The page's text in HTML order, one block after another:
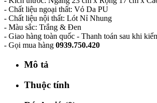
- Chất liệu ngoại thất: Vỏ Da PU
- Chất liệu nội thất: Lót Nỉ Nhung
- Màu sắc: Trắng & Đen
- Giao hàng toàn quốc - Thanh toán sau khi
- Gọi mua hàng 0939.750.420
Mô tả
Thuộc tính